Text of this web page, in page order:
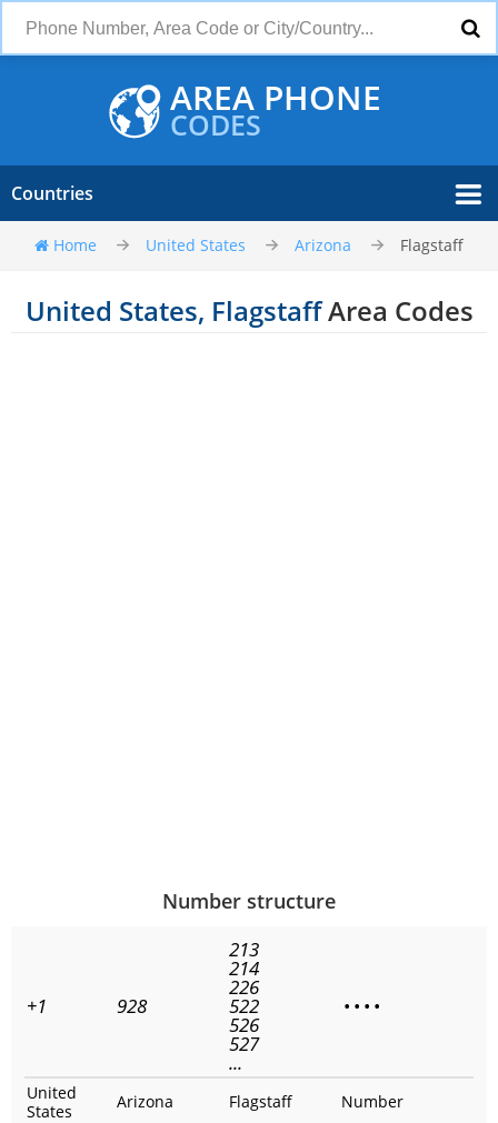
AREA PHONE
CODES
Countries
Home United States Arizona Flagstaff
United States, FlagstaffArea Codes
Number structure
+1 928
213
214
226
522
526
527
...
• • • •
United
States
Arizona Flagstaff Number